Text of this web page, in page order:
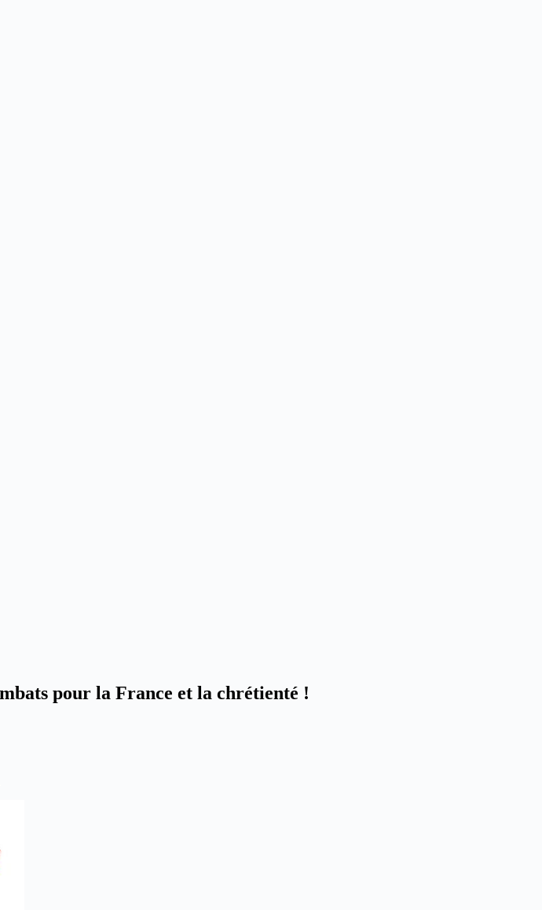
pour la France et la chrétienté !